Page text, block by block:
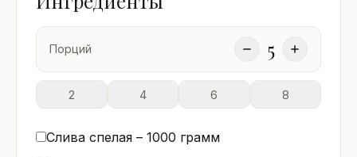
Порций 5
2 4 6 8
Слива спелая – 1000 грамм